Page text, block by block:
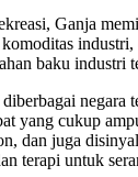
Ganja
industri,
baku industri
negara
yang cukup
dan juga
terapi untuk